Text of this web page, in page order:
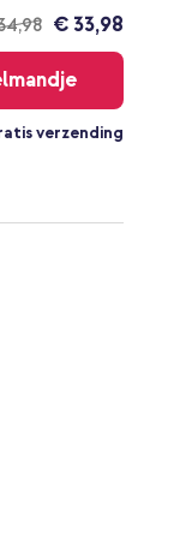
Gratis
verzending
€ 33,98
verzending
/ 10 / 10